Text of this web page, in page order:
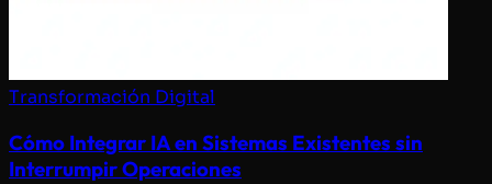
Transformación Digital
Cómo Integrar IA en Sistemas Existentes sin
Interrumpir Operaciones